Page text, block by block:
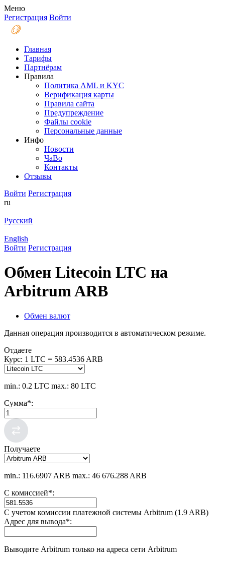
Меню
Регистрация Войти
Главная
Тарифы
Партнёрам
Правила
Политика AML и KYC
Верификация карты
Правила сайта
Предупреждение
Файлы coоkie
Персональные данные
Инфо
Новости
ЧаВо
Контакты
Отзывы
Войти Регистрация
ru
Русский
English
Войти Регистрация
Обмен Litecoin LTC на
Arbitrum ARB
Обмен валют
Данная операция производится в автоматическом режиме.
Отдаете
Курс: 1 LTC = 583.4536 ARB
min.: 0.2 LTC max.: 80 LTC
Сумма*:
Получаете
min.: 116.6907 ARB max.: 46 676.288 ARB
С комиссией*:
С учетом комиссии платежной системы Arbitrum (1.9 ARB)
Адрес для вывода*:
Выводите Arbitrum только на адреса сети Arbitrum